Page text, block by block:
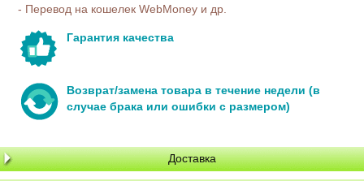
- Перевод на кошелек WebMoney и др.
Гарантия качества
Возврат/замена товара в течение недели (в
случае брака или ошибки с размером)
Доставка